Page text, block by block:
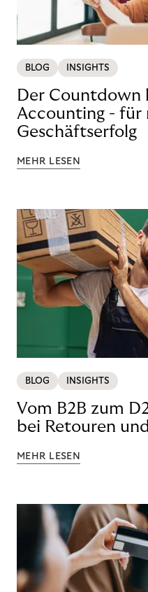
BLOG INSIGHTS
Der Countdown
Accounting - für
Geschäftserfolg
MEHR LESEN
BLOG INSIGHTS
Vom B2B zum
bei Retouren
MEHR LESEN